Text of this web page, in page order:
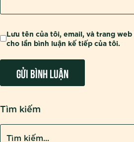
Lưu tên của tôi, email, và trang
cho lần bình luận kế tiếp của tôi.
Tìm kiếm